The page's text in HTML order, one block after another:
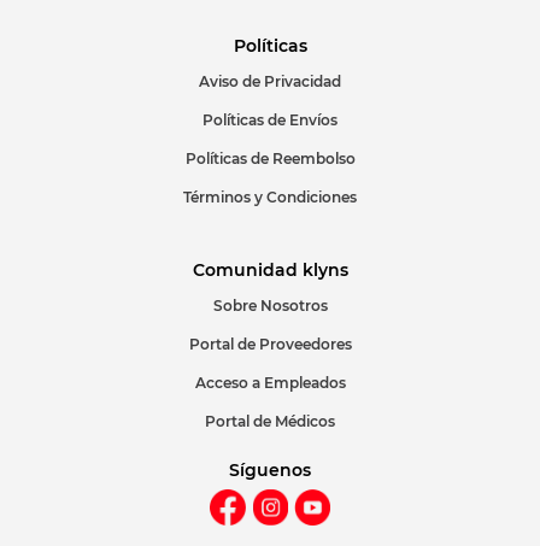
ENVIAR COMENTARIO
Políticas
Aviso de Privacidad
Políticas de Envíos
Políticas de Reembolso
Términos y Condiciones
Comunidad klyns
Sobre Nosotros
Portal de Proveedores
Acceso a Empleados
Portal de Médicos
Síguenos